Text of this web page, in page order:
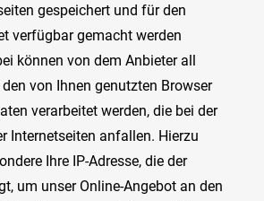
gespeichert und für den
verfügbar gemacht werden
können von dem Anbieter all
von Ihnen genutzten Browser
verarbeitet werden, die bei der
Internetseiten anfallen. Hierzu
Ihre IP-Adresse, die der
um unser Online-Angebot an den